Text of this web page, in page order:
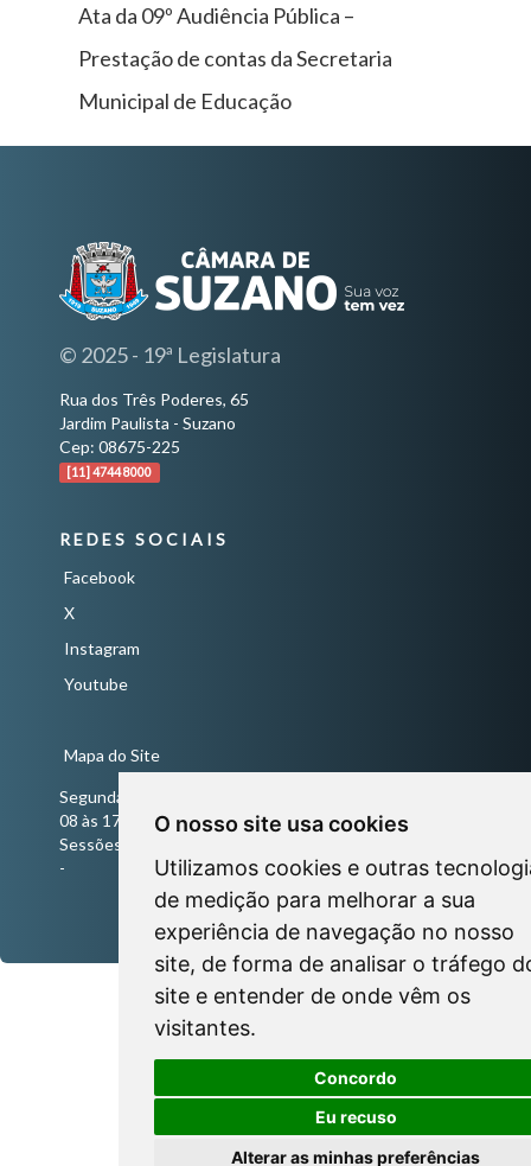
O nosso site usa cookies
Utilizamos cookies e outras
de medição para melhorar a sua
experiência de navegação no nosso
site, de forma de analisar o tráfego
site e entender de onde vêm os
visitantes.
Concordo
Eu recuso
Alterar as minhas preferências
Ata da 09º Audiência Pública –
Prestação de contas da Secretaria
Municipal de Educação
© 2025 - 19ª Legislatura
Rua dos Três Poderes, 65
Jardim Paulista - Suzano
Cep: 08675-225
[11] 4744 8000
REDES SOCIAIS
Facebook
X
Instagram
Youtube
Mapa do Site
Segunda a Sexta-Feira
08 às 17 horas
Sessões Ordinárias todas às quartas-feiras às 18 horas
-